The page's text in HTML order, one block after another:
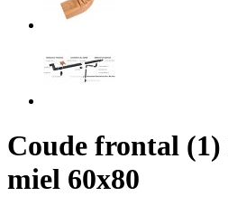
Coude frontal
miel 60x80